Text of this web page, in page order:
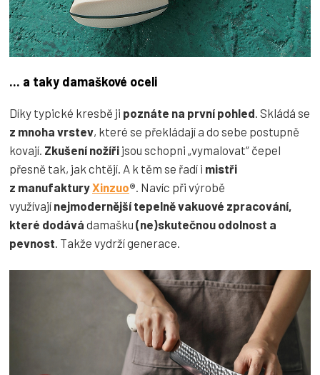
... a taky damaškové oceli
Díky typické kresbě ji poznáte na první pohled. Skládá se
z mnoha vrstev, které se překládají a do sebe postupně
kovají. Zkušení nožíři jsou schopni „vymalovat“ čepel
přesně tak, jak chtějí. A k těm se řadí i mistři
z manufakturyXinzuo®. Navíc při výrobě
využívají nejmodernější tepelně vakuové zpracování,
které dodává damašku (ne)skutečnou odolnost a
pevnost. Takže vydrží generace.